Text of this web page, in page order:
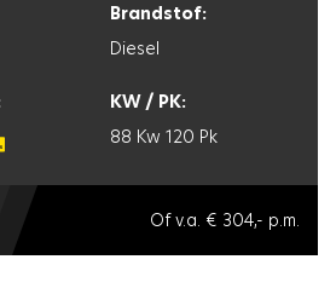
Brandstof:
Diesel
KW / PK:
88 Kw 120 Pk
Of v.a. € 304,- p.m.